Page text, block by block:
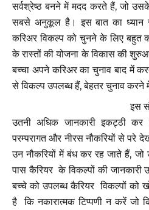
सर्वश्रेष्ठ बनने में मदद करते हैं, जो
सबसे अनुकूल है। इस बात का ध्यान
करिअर विकल्प को चुनने के लिए बहुत
के रास्तों की योजना के विकास की
बच्चा अपने करिअर का चुनाव बाद में
से विकल्प उपलब्ध हैं, बेहतर चुनाव करने
इस संदर्भ में माता-
उतनी अधिक जानकारी इकट्ठी
परम्परागत और नीरस नौकरियों से
उन नौकरियों में बंध कर रह जाते हैं,
पास कैरियर के विकल्पों की
बच्चे को उपलब्ध कैरियर विकल्पों को
है कि नकारात्मक टिप्पणी न करें जो